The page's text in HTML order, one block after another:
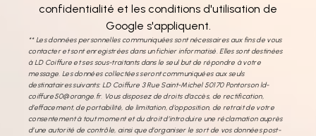
confidentialité et les conditions d'utilisation de
Google s'appliquent.
** Les données personnelles communiquées sont nécessaires aux fins de vous
contacter et sont enregistrées dans un fichier informatisé. Elles sont destinées
à LD Coiffure et ses sous-traitants dans le seul but de répondre à votre
message. Les données collectées seront communiquées aux seuls
destinataires suivants: LD Coiffure 3 Rue Saint-Michel 50170 Pontorson ld-
coiffure50@orange.fr. Vous disposez de droits d’accès, de rectification,
d’effacement, de portabilité, de limitation, d’opposition, de retrait de votre
consentement à tout moment et du droit d’introduire une réclamation auprès
d’une autorité de contrôle, ainsi que d’organiser le sort de vos données post-